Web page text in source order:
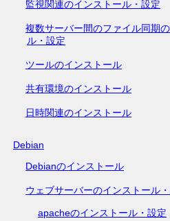
監視関連のインストール・設定
複数サーバー間のファイル同期
ル・設定
ツールのインストール
共有環境のインストール
日時関連のインストール
Debian
Debianのインストール
ウェブサーバーのインストール
apacheのインストール・設定